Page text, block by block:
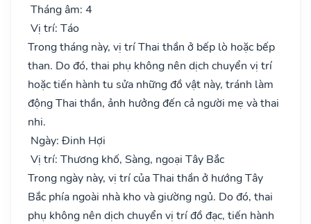
Tháng âm: 4
Vị trí: Táo
Trong tháng này, vị trí Thai thần ở bếp lò hoặc bếp
than. Do đó, thai phụ không nên dịch chuyển vị trí
hoặc tiến hành tu sửa những đồ vật này, tránh làm
động Thai thần, ảnh hưởng đến cả người mẹ và thai
nhi.
Ngày: Đinh Hợi
Vị trí: Thương khố, Sàng, ngoại Tây Bắc
Trong ngày này, vị trí của Thai thần ở hướng Tây
Bắc phía ngoài nhà kho và giường ngủ. Do đó, thai
phụ không nên dịch chuyển vị trí đồ đạc, tiến hành